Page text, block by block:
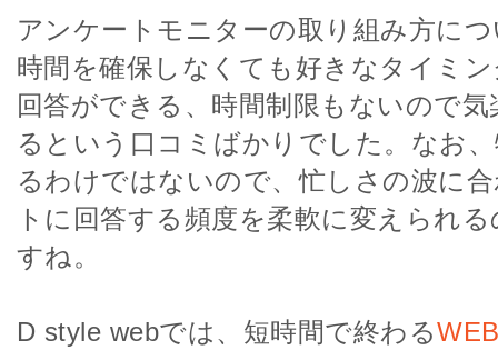
アンケートモニターの取り組み方に
時間を確保しなくても好きなタイミ
回答ができる、時間制限もないので
るという口コミばかりでした。なお
るわけではないので、忙しさの波に
トに回答する頻度を柔軟に変えられ
すね。
D style webでは、短時間で終わる